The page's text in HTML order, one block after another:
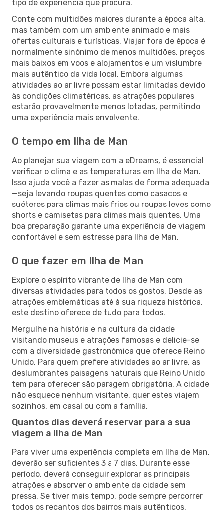
tipo de experiência que procura.
Conte com multidões maiores durante a época alta,
mas também com um ambiente animado e mais
ofertas culturais e turísticas. Viajar fora de época é
normalmente sinónimo de menos multidões, preços
mais baixos em voos e alojamentos e um vislumbre
mais autêntico da vida local. Embora algumas
atividades ao ar livre possam estar limitadas devido
às condições climatéricas, as atrações populares
estarão provavelmente menos lotadas, permitindo
uma experiência mais envolvente.
O tempo em Ilha de Man
Ao planejar sua viagem com a eDreams, é essencial
verificar o clima e as temperaturas em Ilha de Man.
Isso ajuda você a fazer as malas de forma adequada
—seja levando roupas quentes como casacos e
suéteres para climas mais frios ou roupas leves como
shorts e camisetas para climas mais quentes. Uma
boa preparação garante uma experiência de viagem
confortável e sem estresse para Ilha de Man.
O que fazer em Ilha de Man
Explore o espírito vibrante de Ilha de Man com
diversas atividades para todos os gostos. Desde as
atrações emblemáticas até à sua riqueza histórica,
este destino oferece de tudo para todos.
Mergulhe na história e na cultura da cidade
visitando museus e atrações famosas e delicie-se
com a diversidade gastronómica que oferece Reino
Unido. Para quem prefere atividades ao ar livre, as
deslumbrantes paisagens naturais que Reino Unido
tem para oferecer são paragem obrigatória. A cidade
não esquece nenhum visitante, quer estes viajem
sozinhos, em casal ou com a família.
Quantos dias deverá reservar para a sua
viagem a Ilha de Man
Para viver uma experiência completa em Ilha de Man,
deverão ser suficientes 3 a 7 dias. Durante esse
período, deverá conseguir explorar as principais
atrações e absorver o ambiente da cidade sem
pressa. Se tiver mais tempo, pode sempre percorrer
todos os recantos dos bairros mais autênticos,